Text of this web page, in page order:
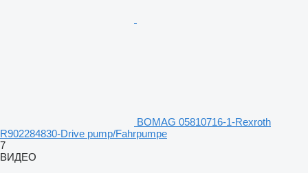
BOMAG 05810716-1-Rexroth
R902284830-Drive pump/Fahrpumpe
7
ВИДЕО